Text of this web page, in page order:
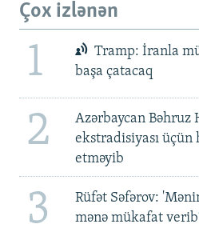
Çox izlənən
1
Tramp: İranla
başa çatacaq
2
Azərbaycan Bəhruz
ekstradisiyası
etməyib
3
Rüfət Səfərov:
mənə mükafat